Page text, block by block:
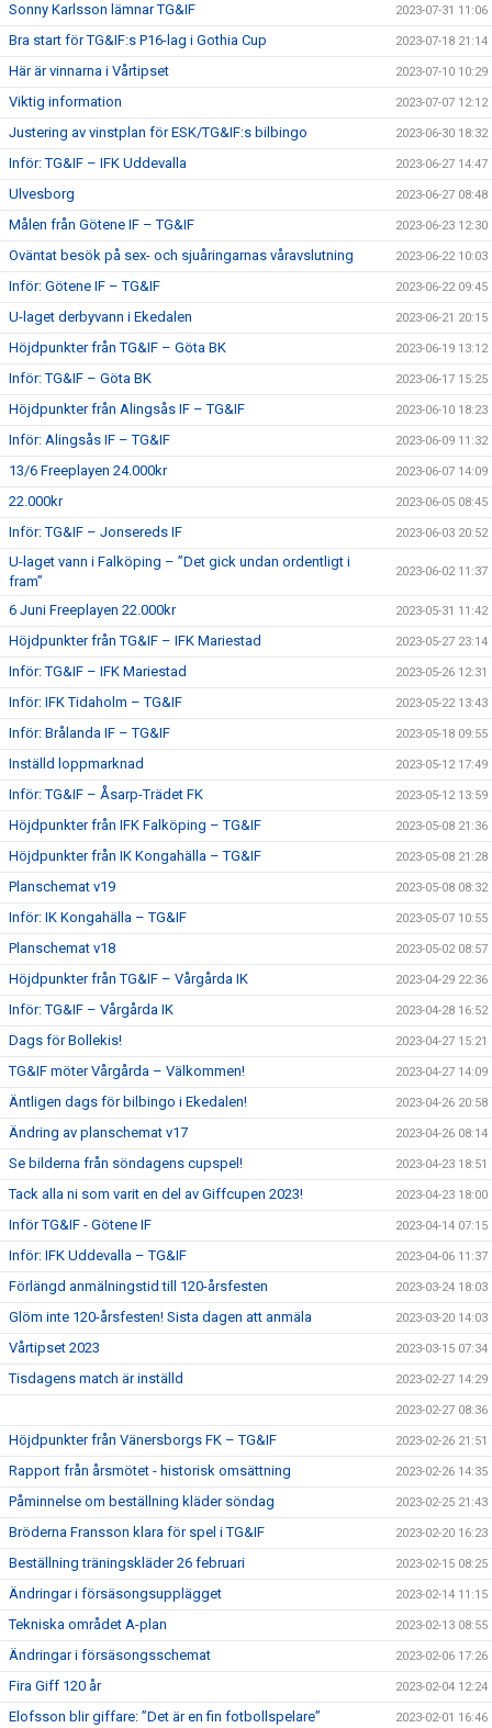
Sonny Karlsson lämnar TG&IF 2023-07-31 11:06
Bra start för TG&IF:s P16-lag i Gothia Cup 2023-07-18 21:14
Här är vinnarna i Vårtipset 2023-07-10 10:29
Viktig information 2023-07-07 12:12
Justering av vinstplan för ESK/TG&IF:s bilbingo 2023-06-30 18:32
Inför: TG&IF – IFK Uddevalla 2023-06-27 14:47
Ulvesborg 2023-06-27 08:48
Målen från Götene IF – TG&IF 2023-06-23 12:30
Oväntat besök på sex- och sjuåringarnas våravslutning 2023-06-22 10:03
Inför: Götene IF – TG&IF 2023-06-22 09:45
U-laget derbyvann i Ekedalen 2023-06-21 20:15
Höjdpunkter från TG&IF – Göta BK 2023-06-19 13:12
Inför: TG&IF – Göta BK 2023-06-17 15:25
Höjdpunkter från Alingsås IF – TG&IF 2023-06-10 18:23
Inför: Alingsås IF – TG&IF 2023-06-09 11:32
13/6 Freeplayen 24.000kr 2023-06-07 14:09
22.000kr 2023-06-05 08:45
Inför: TG&IF – Jonsereds IF 2023-06-03 20:52
U-laget vann i Falköping – ”Det gick undan ordentligt i
fram”
2023-06-02 11:37
6 Juni Freeplayen 22.000kr 2023-05-31 11:42
Höjdpunkter från TG&IF – IFK Mariestad 2023-05-27 23:14
Inför: TG&IF – IFK Mariestad 2023-05-26 12:31
Inför: IFK Tidaholm – TG&IF 2023-05-22 13:43
Inför: Brålanda IF – TG&IF 2023-05-18 09:55
Inställd loppmarknad 2023-05-12 17:49
Inför: TG&IF – Åsarp-Trädet FK 2023-05-12 13:59
Höjdpunkter från IFK Falköping – TG&IF 2023-05-08 21:36
Höjdpunkter från IK Kongahälla – TG&IF 2023-05-08 21:28
Planschemat v19 2023-05-08 08:32
Inför: IK Kongahälla – TG&IF 2023-05-07 10:55
Planschemat v18 2023-05-02 08:57
Höjdpunkter från TG&IF – Vårgårda IK 2023-04-29 22:36
Inför: TG&IF – Vårgårda IK 2023-04-28 16:52
Dags för Bollekis! 2023-04-27 15:21
TG&IF möter Vårgårda – Välkommen! 2023-04-27 14:09
Äntligen dags för bilbingo i Ekedalen! 2023-04-26 20:58
Ändring av planschemat v17 2023-04-26 08:14
Se bilderna från söndagens cupspel! 2023-04-23 18:51
Tack alla ni som varit en del av Giffcupen 2023! 2023-04-23 18:00
Inför TG&IF - Götene IF 2023-04-14 07:15
Inför: IFK Uddevalla – TG&IF 2023-04-06 11:37
Förlängd anmälningstid till 120-årsfesten 2023-03-24 18:03
Glöm inte 120-årsfesten! Sista dagen att anmäla 2023-03-20 14:03
Vårtipset 2023 2023-03-15 07:34
Tisdagens match är inställd 2023-02-27 14:29
2023-02-27 08:36
Höjdpunkter från Vänersborgs FK – TG&IF 2023-02-26 21:51
Rapport från årsmötet - historisk omsättning 2023-02-26 14:35
Påminnelse om beställning kläder söndag 2023-02-25 21:43
Bröderna Fransson klara för spel i TG&IF 2023-02-20 16:23
Beställning träningskläder 26 februari 2023-02-15 08:25
Ändringar i försäsongsupplägget 2023-02-14 11:15
Tekniska området A-plan 2023-02-13 08:55
Ändringar i försäsongsschemat 2023-02-06 17:26
Fira Giff 120 år 2023-02-04 12:24
Elofsson blir giffare: ”Det är en fin fotbollspelare” 2023-02-01 16:46